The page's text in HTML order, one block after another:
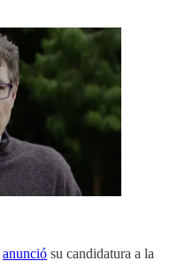
anunció su candidatura a la